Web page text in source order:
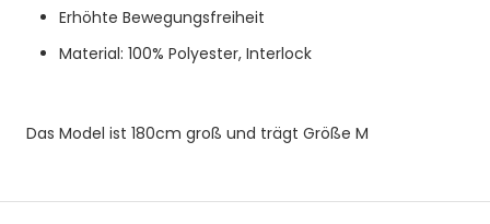
Erhöhte Bewegungsfreiheit
Material: 100% Polyester, Interlock
Das Model ist 180cm groß und trägt Größe M